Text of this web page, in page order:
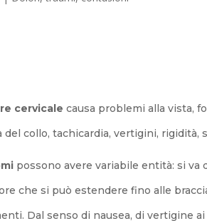
cervicale causa problemi alla vista,
del collo, tachicardia, vertigini, rigidità,
possono avere variabile entità: si va
che si può estendere fino alle
Dal senso di nausea, di vertigine